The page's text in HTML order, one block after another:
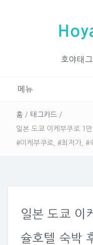
호야태
메뉴
홈 / 태그카드 /
일본 도쿄 이케부쿠로 1
#이케부쿠로, #최저가, #
일본 도쿄 이
슐호텔 숙박